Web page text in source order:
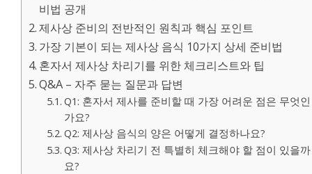
비법 공개
제사상 준비의 전반적인 원칙과 핵심 포인트
가장 기본이 되는 제사상 음식 10가지 상세 준비법
혼자서 제사상 차리기를 위한 체크리스트와 팁
Q&A – 자주 묻는 질문과 답변
Q1: 혼자서 제사를 준비할 때 가장 어려운 점은 무엇인
가요?
Q2: 제사상 음식의 양은 어떻게 결정하나요?
Q3: 제사상 차리기 전 특별히 체크해야 할 점이 있을까
요?